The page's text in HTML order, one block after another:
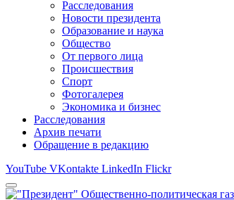
Расследования
Новости президента
Образование и наука
Общество
От первого лица
Происшествия
Спорт
Фотогалерея
Экономика и бизнес
Расследования
Архив печати
Обращение в редакцию
YouTube VKontakte LinkedIn Flickr